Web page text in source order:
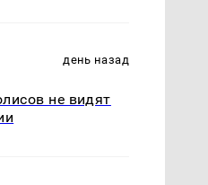
день назад
не видят